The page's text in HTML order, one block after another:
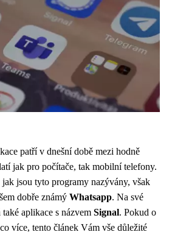
patří v dnešní době mezi hodně
jak pro počítače, tak mobilní telefony.
jak jsou tyto programy nazývány, však
dobře známý Whatsapp. Na své
aplikace s názvem Signal. Pokud o
více, tento článek Vám vše důležité